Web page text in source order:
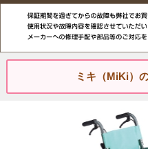
ミキ（MiKi）